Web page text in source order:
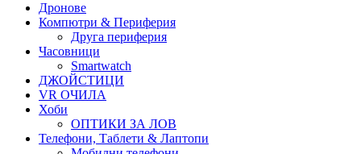
Дронове
Компютри & Периферия
Друга периферия
Часовници
Smartwatch
ДЖОЙСТИЦИ
VR ОЧИЛА
Хоби
ОПТИКИ ЗА ЛОВ
Телефони, Таблети & Лаптопи